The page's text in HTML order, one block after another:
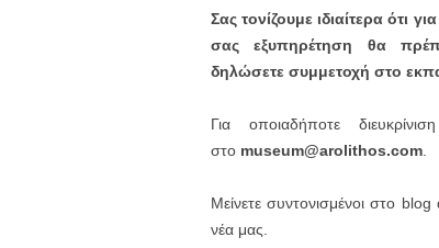
Σας τονίζουμε ιδιαίτερα ότι
σας εξυπηρέτηση θα
δηλώσετε συμμετοχή στο
Για οποιαδήποτε
στο museum@arolithos.com.
Μείνετε συντονισμένοι στο blog
νέα μας.